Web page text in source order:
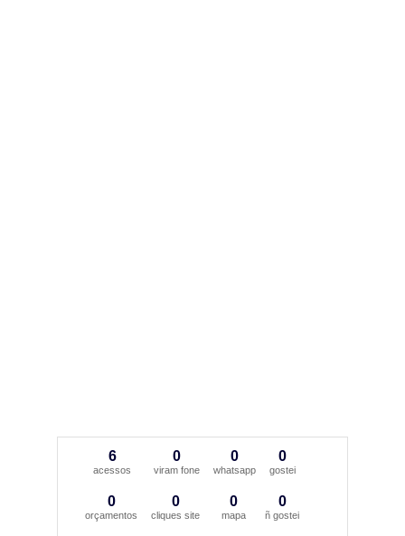
6
acessos
0
viram fone
0
whatsapp
0
gostei
0
orçamentos
0
cliques site
0
mapa
0
ñ gostei